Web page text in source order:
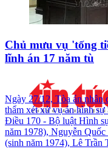
Chủ mưu vụ 'tống
lĩnh án 17 năm tù
Ngày 27/12, Tòa án nhân
thẩm xét xử vụ án hình
Điều 170 - Bộ luật Hình
năm 1978), Nguyễn
(sinh năm 1974), Lê Trần